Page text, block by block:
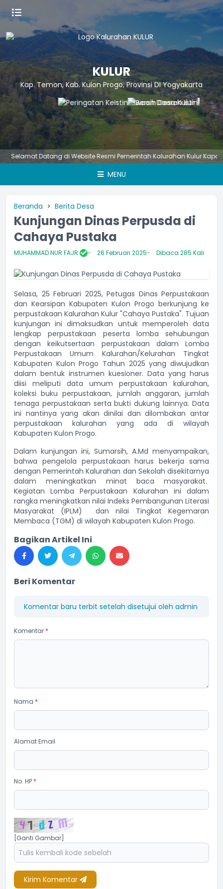
KULUR
Kap. Temon, Kab. Kulon Progo, Provinsi DI Yogyakarta
Datang di Website Resmi Pemerintah Kalurahan Kulur
MENU
Beranda Berita Desa
Kunjungan Dinas Perpusda di
Cahaya Pustaka
MUHAMMAD NUR FAJR 26 Februari 2025 Dibaca 285 Kali
Selasa, 25 Februari 2025, Petugas Dinas Perpustakaan
dan Kearsipan Kabupaten Kulon Progo berkunjung ke
perpustakaan Kalurahan Kulur "Cahaya Pustaka". Tujuan
kunjungan ini dimaksudkan untuk memperoleh data
lengkap perpustakaan peserta lomba sehubungan
dengan keikutsertaan perpustakaan dalam Lomba
Perpustakaan Umum Kalurahan/Kelurahan Tingkat
Kabupaten Kulon Progo Tahun 2025 yang diwujudkan
dalam bentuk instrumen kuesioner. Data yang harus
diisi meliputi data umum perpustakaan kalurahan,
koleksi buku perpustakaan, jumlah anggaran, jumlah
tenaga perpustakaan serta bukti dukung lainnya. Data
ini nantinya yang akan dinilai dan dilombakan antar
perpustakaan kalurahan yang ada di wilayah
Kabupaten Kulon Progo.
Dalam kunjungan ini, Sumarsih, A.Md menyampaikan,
bahwa pengelola perpustakaan harus bekerja sama
dengan Pemerintah Kalurahan dan Sekolah disekitarnya
dalam meningkatkan minat baca masyarakat.
Kegiatan Lomba Perpustakaan Kalurahan ini dalam
rangka meningkatkan nilai Indeks Pembangunan Literasi
Masyarakat (IPLM) dan nilai Tingkat Kegemaran
Membaca (TGM) di wilayah Kabupaten Kulon Progo.
Bagikan Artikel Ini
Beri Komentar
Komentar baru terbit setelah disetujui oleh admin
Komentar *
Nama *
Alamat Email
No. HP *
[Ganti Gambar]
Kirim Komentar